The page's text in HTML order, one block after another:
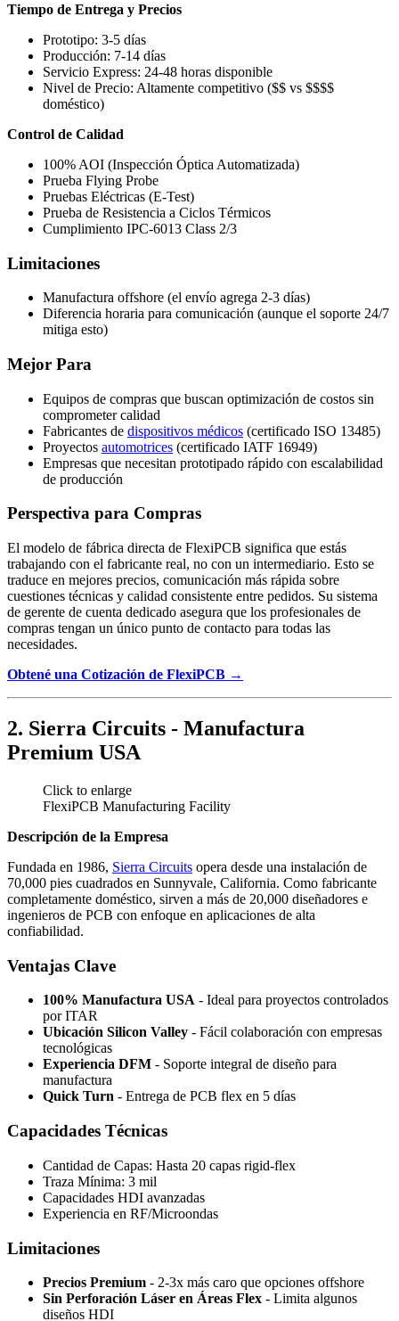
Tiempo de Entrega y Precios
Prototipo: 3-5 días
Producción: 7-14 días
Servicio Express: 24-48 horas disponible
Nivel de Precio: Altamente competitivo ($$ vs $$$$
doméstico)
Control de Calidad
100% AOI (Inspección Óptica Automatizada)
Prueba Flying Probe
Pruebas Eléctricas (E-Test)
Prueba de Resistencia a Ciclos Térmicos
Cumplimiento IPC-6013 Class 2/3
Limitaciones
Manufactura offshore (el envío agrega 2-3 días)
Diferencia horaria para comunicación (aunque el soporte 24/7
mitiga esto)
Mejor Para
Equipos de compras que buscan optimización de costos sin
comprometer calidad
Fabricantes de dispositivos médicos (certificado ISO 13485)
Proyectos automotrices (certificado IATF 16949)
Empresas que necesitan prototipado rápido con escalabilidad
de producción
Perspectiva para Compras
El modelo de fábrica directa de FlexiPCB significa que estás
trabajando con el fabricante real, no con un intermediario. Esto se
traduce en mejores precios, comunicación más rápida sobre
cuestiones técnicas y calidad consistente entre pedidos. Su sistema
de gerente de cuenta dedicado asegura que los profesionales de
compras tengan un único punto de contacto para todas las
necesidades.
Obtené una Cotización de FlexiPCB →
2. Sierra Circuits - Manufactura
Premium USA
Click to enlarge
FlexiPCB Manufacturing Facility
Descripción de la Empresa
Fundada en 1986, Sierra Circuits opera desde una instalación de
70,000 pies cuadrados en Sunnyvale, California. Como fabricante
completamente doméstico, sirven a más de 20,000 diseñadores e
ingenieros de PCB con enfoque en aplicaciones de alta
confiabilidad.
Ventajas Clave
100% Manufactura USA - Ideal para proyectos controlados
por ITAR
Ubicación Silicon Valley - Fácil colaboración con empresas
tecnológicas
Experiencia DFM - Soporte integral de diseño para
manufactura
Quick Turn - Entrega de PCB flex en 5 días
Capacidades Técnicas
Cantidad de Capas: Hasta 20 capas rigid-flex
Traza Mínima: 3 mil
Capacidades HDI avanzadas
Experiencia en RF/Microondas
Limitaciones
Precios Premium - 2-3x más caro que opciones offshore
Sin Perforación Láser en Áreas Flex - Limita algunos
diseños HDI